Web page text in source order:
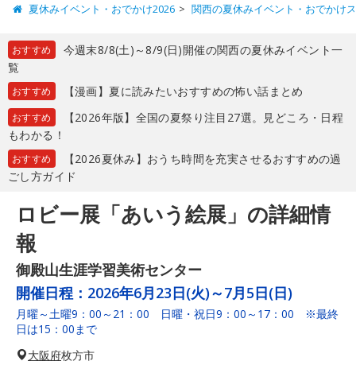
夏休みイベント・おでかけ2026 関西の夏休みイベント・おでかけ
おすすめ
今週末8/8(土)～8/9(日)開催の関西の夏休みイベント一
覧
おすすめ 【漫画】夏に読みたいおすすめの怖い話まとめ
おすすめ
【2026年版】全国の夏祭り注目27選。見どころ・日程
もわかる！
おすすめ
【2026夏休み】おうち時間を充実させるおすすめの過
ごし方ガイド
ロビー展「あいう絵展」の詳細情
報
御殿山生涯学習美術センター
開催日程： 2026年6月23日(火)～7月5日(日)
月曜～土曜9：00～21：00 日曜・祝日9：00～17：00 ※最終
日は15：00まで
大阪府枚方市